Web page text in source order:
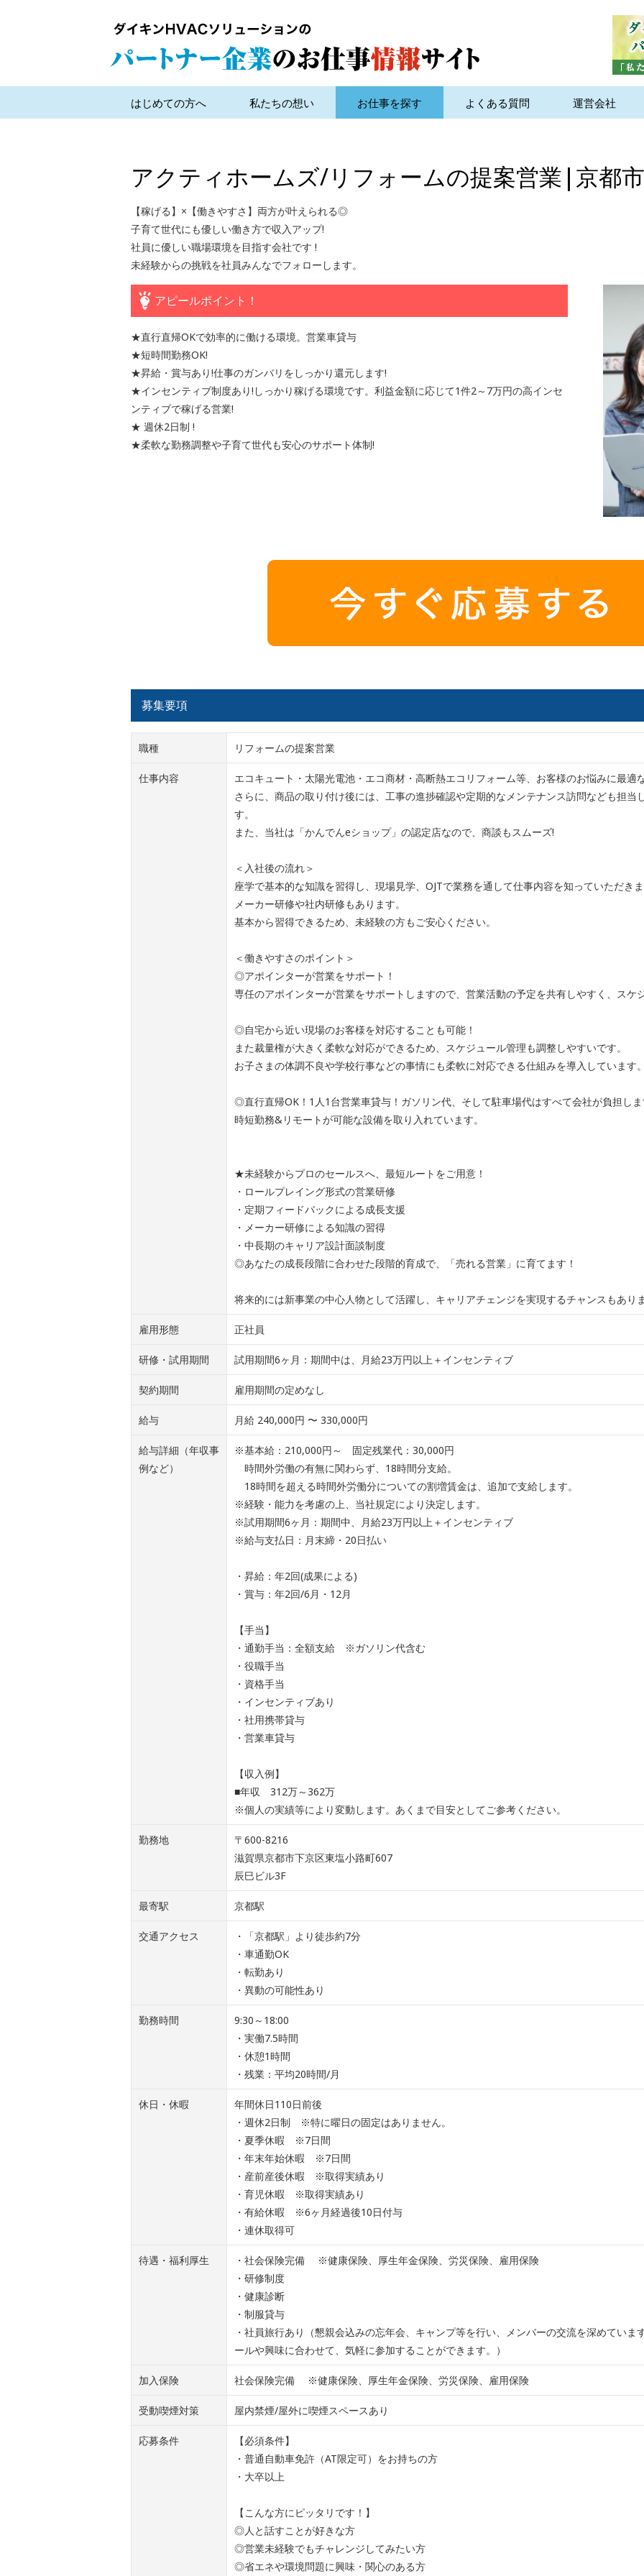
はじめての方へ 私たちの想い お仕事を探す よくある質問 運営会社
アクティホームズ/リフォームの提案営業|京都市
【稼げる】×【働きやすさ】両方が叶えられる◎
子育て世代にも優しい働き方で収入アップ!
社員に優しい職場環境を目指す会社です !
未経験からの挑戦を社員みんなでフォローします。
アピールポイント！
★直行直帰OKで効率的に働ける環境。営業車貸与
★短時間勤務OK!
★昇給・賞与あり!仕事のガンバリをしっかり還元します!
★インセンティブ制度あり!しっかり稼げる環境です。利益金額に応じて1件2～7万円の高インセ
ンティブで稼げる営業!
★ 週休2日制 !
★柔軟な勤務調整や子育て世代も安心のサポート体制!
募集要項
職種 リフォームの提案営業
仕事内容
エコキュート・太陽光電池・エコ商材・高断熱エコリフォーム等、お客様のお悩みに最適
さらに、商品の取り付け後には、工事の進捗確認や定期的なメンテナンス訪問なども担当
す。
また、当社は「かんでんeショップ」の認定店なので、商談もスムーズ!
＜入社後の流れ＞
座学で基本的な知識を習得し、現場見学、OJTで業務を通して仕事内容を知っていただき
メーカー研修や社内研修もあります。
基本から習得できるため、未経験の方もご安心ください。
＜働きやすさのポイント＞
◎アポインターが営業をサポート！
専任のアポインターが営業をサポートしますので、営業活動の予定を共有しやすく、スケ
◎自宅から近い現場のお客様を対応することも可能！
また裁量権が大きく柔軟な対応ができるため、スケジュール管理も調整しやすいです。
お子さまの体調不良や学校行事などの事情にも柔軟に対応できる仕組みを導入しています
◎直行直帰OK！1人1台営業車貸与！ガソリン代、そして駐車場代はすべて会社が負担し
時短勤務&リモートが可能な設備を取り入れています。
★未経験からプロのセールスへ、最短ルートをご用意！
・ロールプレイング形式の営業研修
・定期フィードバックによる成長支援
・メーカー研修による知識の習得
・中長期のキャリア設計面談制度
◎あなたの成長段階に合わせた段階的育成で、「売れる営業」に育てます！
将来的には新事業の中心人物として活躍し、キャリアチェンジを実現するチャンスもあり
雇用形態 正社員
研修・試用期間 試用期間6ヶ月：期間中は、月給23万円以上＋インセンティブ
契約期間 雇用期間の定めなし
給与 月給 240,000円 〜 330,000円
給与詳細（年収事
例など）
※基本給：210,000円～ 固定残業代：30,000円
時間外労働の有無に関わらず、18時間分支給。
18時間を超える時間外労働分についての割増賃金は、追加で支給します。
※経験・能力を考慮の上、当社規定により決定します。
※試用期間6ヶ月：期間中、月給23万円以上＋インセンティブ
※給与支払日：月末締・20日払い
・昇給：年2回(成果による)
・賞与：年2回/6月・12月
【手当】
・通勤手当：全額支給 ※ガソリン代含む
・役職手当
・資格手当
・インセンティブあり
・社用携帯貸与
・営業車貸与
【収入例】
■年収 312万～362万
※個人の実績等により変動します。あくまで目安としてご参考ください。
勤務地
〒600-8216
滋賀県京都市下京区東塩小路町607
辰巳ビル3F
最寄駅 京都駅
交通アクセス
・「京都駅」より徒歩約7分
・車通勤OK
・転勤あり
・異動の可能性あり
勤務時間
9:30～18:00
・実働7.5時間
・休憩1時間
・残業：平均20時間/月
休日・休暇
年間休日110日前後
・週休2日制 ※特に曜日の固定はありません。
・夏季休暇 ※7日間
・年末年始休暇 ※7日間
・産前産後休暇 ※取得実績あり
・育児休暇 ※取得実績あり
・有給休暇 ※6ヶ月経過後10日付与
・連休取得可
待遇・福利厚生
・社会保険完備 ※健康保険、厚生年金保険、労災保険、雇用保険
・研修制度
・健康診断
・制服貸与
・社員旅行あり（懇親会込みの忘年会、キャンプ等を行い、メンバーの交流を深めてい
ールや興味に合わせて、気軽に参加することができます。）
加入保険 社会保険完備 ※健康保険、厚生年金保険、労災保険、雇用保険
受動喫煙対策 屋内禁煙/屋外に喫煙スペースあり
応募条件
【必須条件】
・普通自動車免許（AT限定可）をお持ちの方
・大卒以上
【こんな方にピッタリです！】
◎人と話すことが好きな方
◎営業未経験でもチャレンジしてみたい方
◎省エネや環境問題に興味・関心のある方